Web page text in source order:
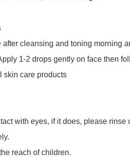
after cleansing and toning morning
1-2 drops gently on face then
skin care products
with eyes, if it does, please rinse
reach of children.